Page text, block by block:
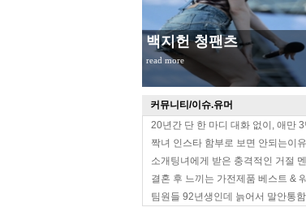
백지헌 청팬츠
read more
커뮤니티/이슈.유머
20년간 단 한 마디 대화 없이, 애만
짝녀 인스타 함부로 보면 안되는이유
소개팅녀에게 받은 충격적인 거절
결혼 후 느끼는 가전제품 베스트 &
팀원들 92년생인데 늙어서 말안통